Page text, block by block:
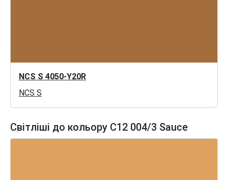
NCS S 4050-Y20R
NCS S
Світліші до кольору C12 004/3 Sauce